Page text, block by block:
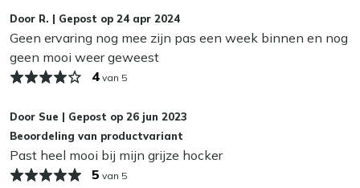
Wij adviseren om je tuinkussens droog op te bergen als je
ze niet gebruikt. Zelfs de meest waterafstotende stoffen
kunnen op termijn last krijgen van vocht, wat slijtage en
schimmel kan veroorzaken. In de herfst en winter bewaar
je je kussens het beste binnen of in een waterdichte
Door R. | Gepost op 24 apr 2024
Geen ervaring nog mee zijn pas een week binnen en nog
geen mooi weer geweest
4 van 5
Door Sue | Gepost op 26 jun 2023
Beoordeling van productvariant
Past heel mooi bij mijn grijze hocker
5 van 5